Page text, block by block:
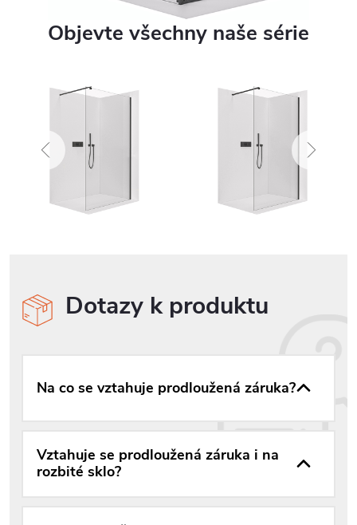
Objevte všechny naše série
Dotazy k produktu
Na co se vztahuje prodloužená záruka?
Vztahuje se prodloužená záruka i na
rozbité sklo?